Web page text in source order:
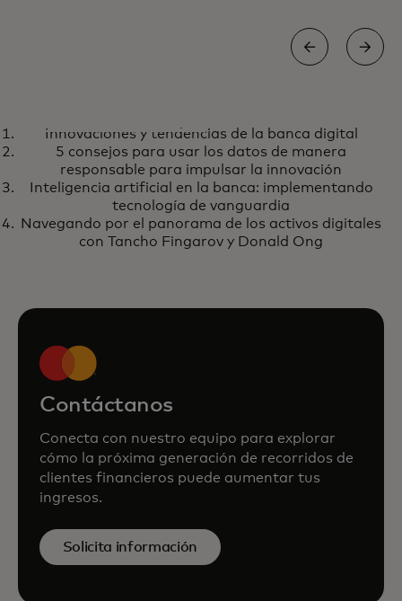
Innovaciones y tendencias de la
banca digital
Más información se abre en una pestaña nueva
Innovaciones y tendencias de la banca digital
5 consejos para usar los datos de manera
responsable para impulsar la innovación
Inteligencia artificial en la banca: implementando
tecnología de vanguardia
Navegando por el panorama de los activos digitales
con Tancho Fingarov y Donald Ong
Contáctanos
Conecta con nuestro equipo para explorar
cómo la próxima generación de recorridos de
clientes financieros puede aumentar tus
ingresos.
Solicita información